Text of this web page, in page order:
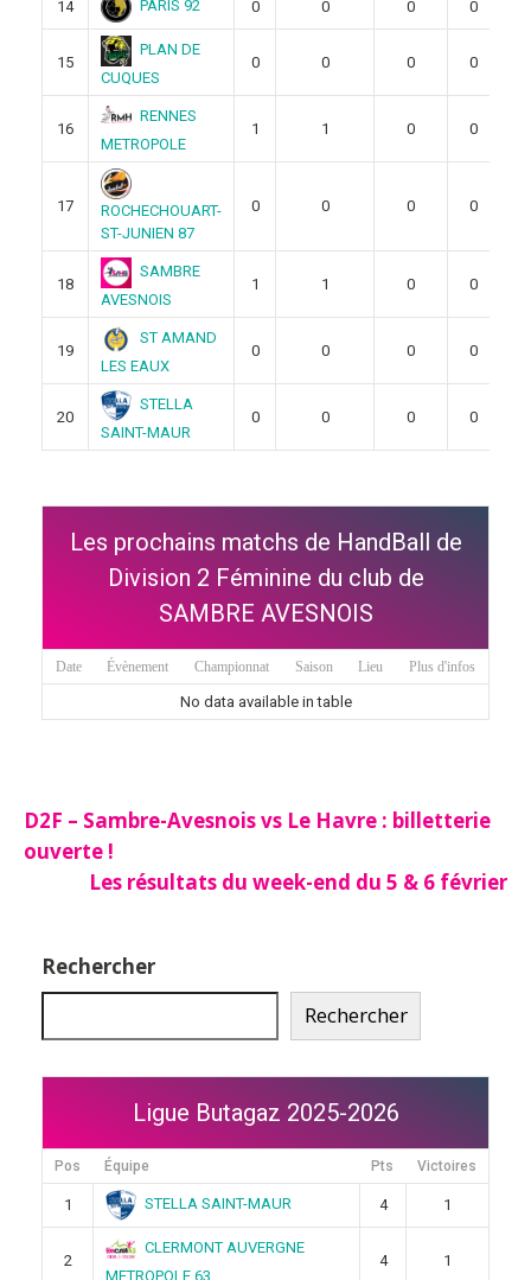
14 PARIS 92 0 0 0 0
15
PLAN DE
CUQUES
0 0 0 0
16
RENNES
METROPOLE
1 1 0 0
17
ROCHECHOUART-
ST-JUNIEN 87
0 0 0 0
18
SAMBRE
AVESNOIS
1 1 0 0
19
ST AMAND
LES EAUX
0 0 0 0
20
STELLA
SAINT-MAUR
0 0 0 0
Les prochains matchs de HandBall de
Division 2 Féminine du club de
SAMBRE AVESNOIS
Date Évènement Championnat Saison Lieu Plus d'infos
No data available in table
Navigation
de
l’article
D2F – Sambre-Avesnois vs Le Havre : billetterie
ouverte !
Les résultats du week-end du 5 & 6 février
Rechercher
Rechercher
Ligue Butagaz 2025-2026
Pos Équipe Pts Victoires
1 STELLA SAINT-MAUR 4 1
2
CLERMONT AUVERGNE
METROPOLE 63
4 1